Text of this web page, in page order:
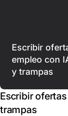
Escribir
empleo con
y trampas
Escribir
trampas